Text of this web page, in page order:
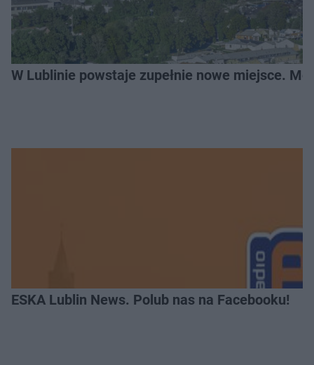
W Lublinie powstaje zupełnie nowe miejsce.
ESKA Lublin News. Polub nas na Facebooku!